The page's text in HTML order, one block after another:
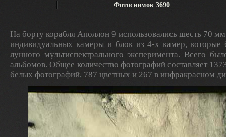
Фотоснимок 3690
На борту корабля Аполлон 9 использовались шесть 70
индивидуальных камеры и блок из 4-х камер, которые
лунного мультиспектрального эксперимента. Всего
альбомов. Общее количество фотографий составляет
белых фотографий, 787 цветных и 267 в инфракрасном